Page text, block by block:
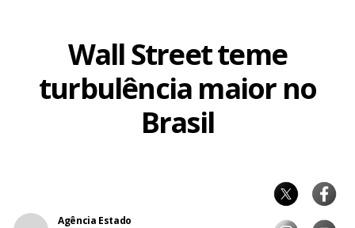
Wall Street teme
turbulência maior no
Brasil
Agência Estado